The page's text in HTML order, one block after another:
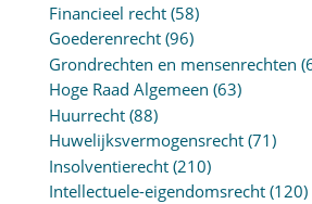
Financieel recht(58)
Goederenrecht(96)
Grondrechten en mensenrechten
Hoge Raad Algemeen (63)
Huurrecht(88)
Huwelijksvermogensrecht(71)
Insolventierecht(210)
Intellectuele-eigendomsrecht(120)